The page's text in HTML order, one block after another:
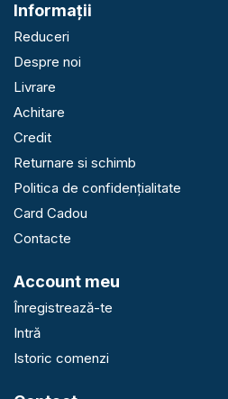
Informaţii
Reduceri
Despre noi
Livrare
Achitare
Credit
Returnare si schimb
Politica de confidențialitate
Card Cadou
Contacte
Account meu
Înregistrează-te
Intră
Istoric comenzi